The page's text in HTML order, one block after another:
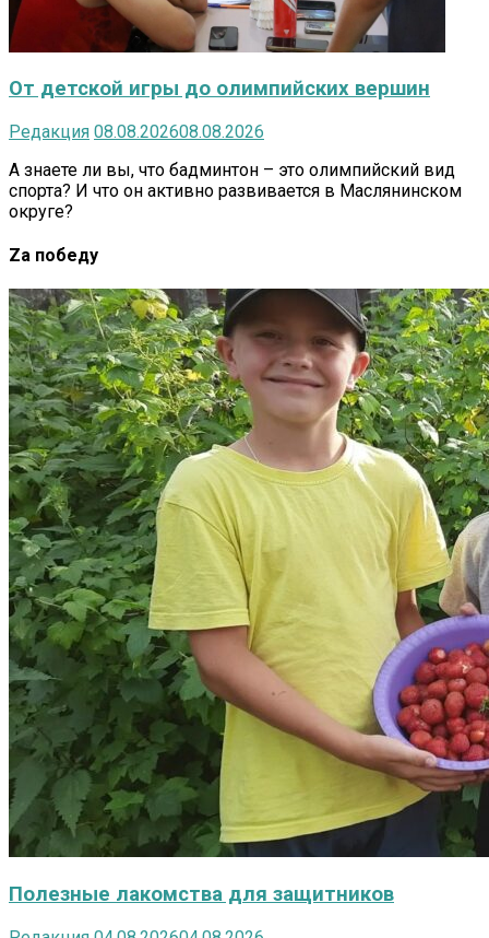
От детской игры до олимпийских вершин
Редакция 08.08.202608.08.2026
А знаете ли вы, что бадминтон – это олимпийский вид
спорта? И что он активно развивается в Маслянинском
округе?
Za победу
Полезные лакомства для защитников